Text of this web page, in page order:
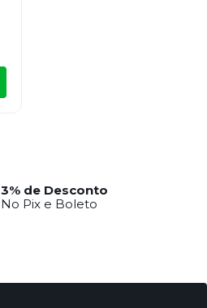
3% de Desconto
No Pix e Boleto